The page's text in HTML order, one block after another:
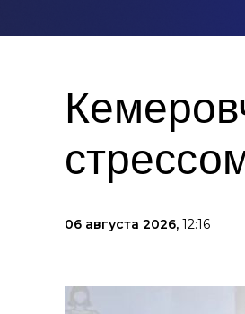
06 августа 2026, 12:16